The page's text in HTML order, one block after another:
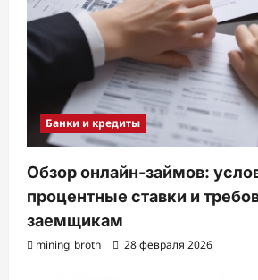
Банки и кредиты
Обзор онлайн-займов:
процентные ставки и
заемщикам
mining_broth 28 февраля 2026